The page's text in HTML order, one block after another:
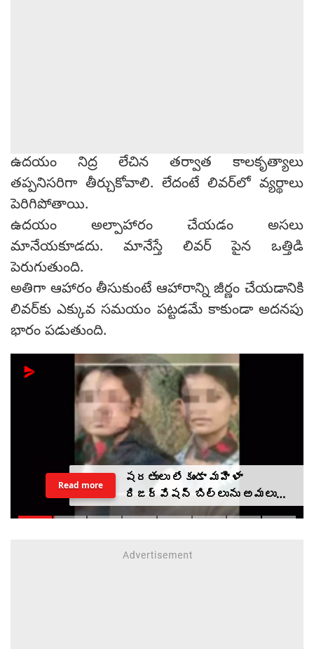
ఉదయం నిద్ర లేచిన తర్వాత కాలకృత్యాలు
తప్పనిసరిగా తీర్చుకోవాలి. లేదంటే లివర్‌లో వ్యర్థాలు
పెరిగిపోతాయి.
ఉదయం అల్పాహారం చేయడం అసలు
మానేయకూడదు. మానేస్తే లివర్ పైన ఒత్తిడి
పెరుగుతుంది.
అతిగా ఆహారం తీసుకుంటే ఆహారాన్ని జీర్ణం చేయడానికి
లివర్‌కు ఎక్కువ సమయం పట్టడమే కాకుండా అదనపు
భారం పడుతుంది.
షరతులు లేకుండా మహిళా
రిజర్వేషన్‌ బిల్లును అమలు
చేయండి.. రాహుల్ గాంధీ
Read more